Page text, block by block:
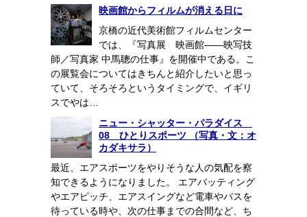
映画館からフィルムが消える日に
京橋の近代美術館フィルムセンター
では、『写真展 映画館――映写技
師／写真家 中馬聰の仕事』を開催中である。こ
の展覧会についてはきちんと紹介したいと思っ
ていて、そろそろというタイミングで、イギリ
スでやは…
ニュー・シャッター・パラダイス
08 ひとりスポーツ （写真・文：オ
カダキサラ）
最近、エアスポーツをやりそうな人の気配を察
知できるようになりました。 エアバッティング
やエアピッチ、エアスイングなど電車やバスを
待っている時や、次の仕事までの合間など、ち